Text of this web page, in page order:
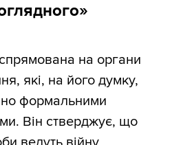
на органи
які, на його думку,
формальними
Він стверджує, що